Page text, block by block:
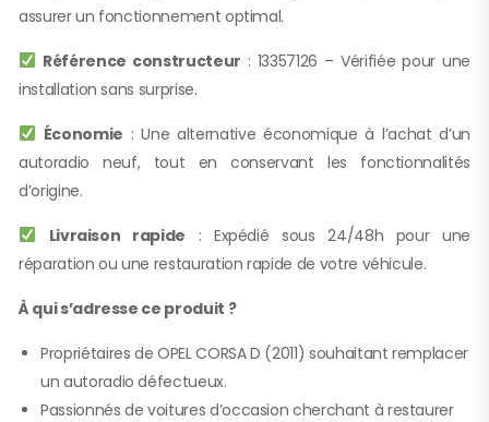
assurer un fonctionnement optimal.
Référence constructeur : 13357126 – Vérifiée pour une
installation sans surprise.
Économie : Une alternative économique à l’achat d’un
autoradio neuf, tout en conservant les fonctionnalités
d’origine.
Livraison rapide : Expédié sous 24/48h pour une
réparation ou une restauration rapide de votre véhicule.
À qui s’adresse ce produit ?
Propriétaires de OPEL CORSA D (2011) souhaitant remplacer
un autoradio défectueux.
Passionnés de voitures d’occasion cherchant à restaurer